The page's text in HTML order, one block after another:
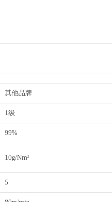
其他品牌
1级
99%
10g/Nm³
5